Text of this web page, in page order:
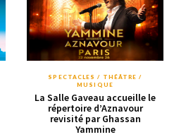
SPECTACLES / THÉÂTRE /
MUSIQUE
La Salle Gaveau accueille le
répertoire d’Aznavour
revisité par Ghassan
Yammine